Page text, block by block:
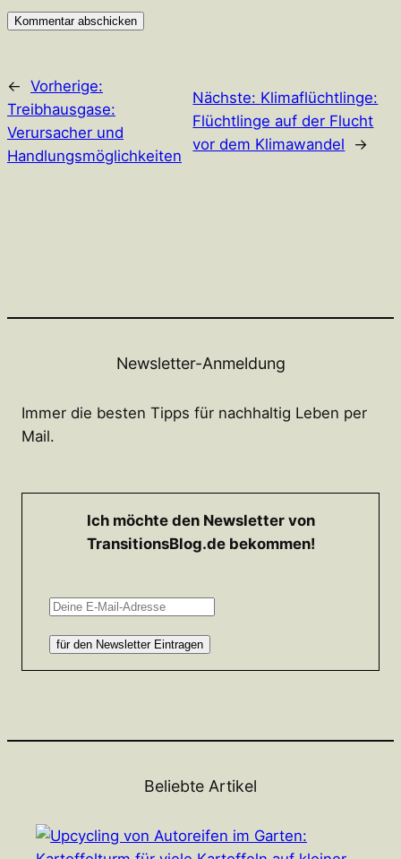
← Vorherige:
Treibhausgase:
Verursacher und
Handlungsmöglichkeiten
Nächste: Klimaflüchtlinge:
Flüchtlinge auf der Flucht
vor dem Klimawandel
→
Newsletter-Anmeldung
Immer die besten Tipps für nachhaltig Leben per
Mail.
Ich möchte den Newsletter von
TransitionsBlog.de bekommen!
Beliebte Artikel